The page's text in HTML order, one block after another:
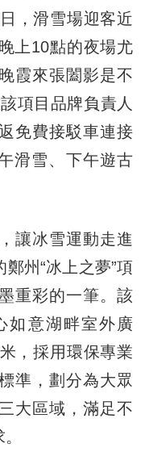
，滑雪場迎客近
上10點的夜場尤
霞來張闔影是不
項目品牌負責人
免費接駁車連接
滑雪、下午遊古
冰雪運動走進
州“冰上之夢”項
重彩的一筆。該
如意湖畔室外廣
，採用環保專業
準，劃分為大眾
大區域，滿足不